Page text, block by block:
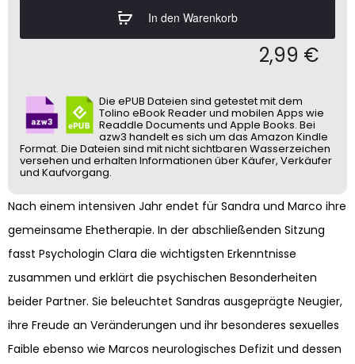
Nach einem intensiven Jahr endet für Sandra und Marco ihre
gemeinsame Ehetherapie. In der abschließenden Sitzung
fasst Psychologin Clara die wichtigsten Erkenntnisse
zusammen und erklärt die psychischen Besonderheiten
beider Partner. Sie beleuchtet Sandras ausgeprägte Neugier,
ihre Freude an Veränderungen und ihr besonderes sexuelles
Faible ebenso wie Marcos neurologisches Defizit und dessen
In den Warenkorb
2,99 €
Die ePUB Dateien sind getestet mit dem
Tolino eBook Reader und mobilen Apps wie
Readdle Documents und Apple Books. Bei
azw3 handelt es sich um das Amazon Kindle
Format. Die Dateien sind mit nicht sichtbaren Wasserzeichen
versehen und erhalten Informationen über Käufer, Verkäufer
und Kaufvorgang.